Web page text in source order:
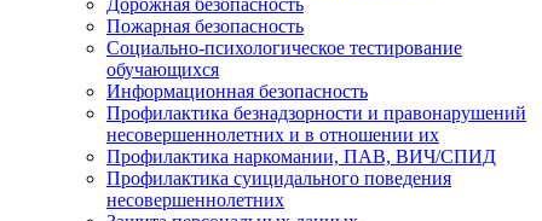
Дорожная безопасность
Пожарная безопасность
Социально-психологическое тестирование
обучающихся
Информационная безопасность
Профилактика безнадзорности и правонарушений
несовершеннолетних и в отношении их
Профилактика наркомании, ПАВ, ВИЧ/СПИД
Профилактика суицидального поведения
несовершеннолетних